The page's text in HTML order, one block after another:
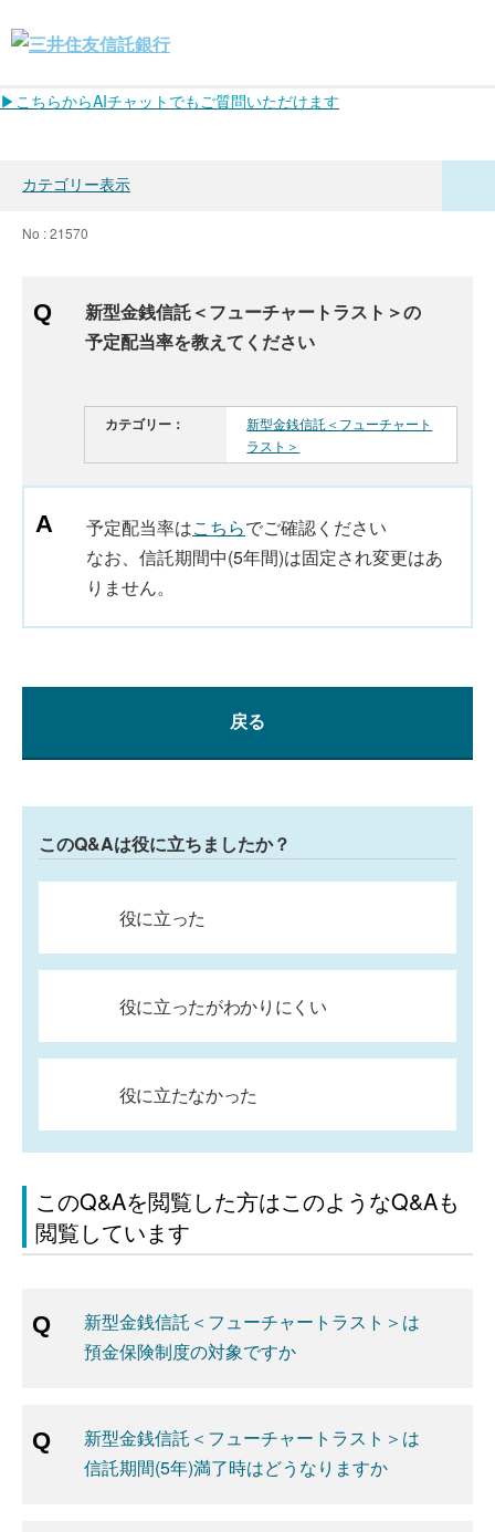
▶こちらからAIチャットでもご質問いただけます
カテゴリー表示
No : 21570
新型金銭信託＜フューチャートラスト＞の
予定配当率を教えてください
カテゴリー：
新型金銭信託＜フューチャート
ラスト＞
予定配当率はこちらでご確認ください
なお、信託期間中(5年間)は固定され変更はあ
りません。
戻る
このQ&Aは役に立ちましたか？
役に立った
役に立ったがわかりにくい
役に立たなかった
このQ&Aを閲覧した方はこのようなQ&Aも
閲覧しています
新型金銭信託＜フューチャートラスト＞は
預金保険制度の対象ですか
新型金銭信託＜フューチャートラスト＞は
信託期間(5年)満了時はどうなりますか